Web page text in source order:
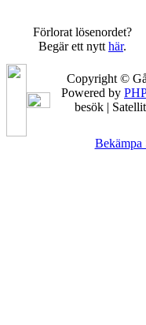
Förlorat lösenordet?
Begär ett nytt här.
Copyright ©
Powered by
besök |
Bekämpa